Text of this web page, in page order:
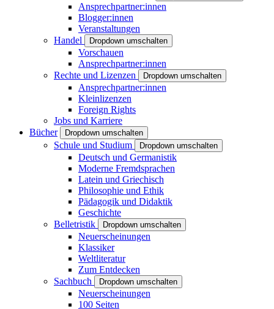
Ansprechpartner:innen
Blogger:innen
Veranstaltungen
Handel
Dropdown umschalten
Vorschauen
Ansprechpartner:innen
Rechte und Lizenzen
Dropdown umschalten
Ansprechpartner:innen
Kleinlizenzen
Foreign Rights
Jobs und Karriere
Bücher
Dropdown umschalten
Schule und Studium Dropdown umschalten
Deutsch und Germanistik
Moderne Fremdsprachen
Latein und Griechisch
Philosophie und Ethik
Pädagogik und Didaktik
Geschichte
Belletristik
Dropdown umschalten
Neuerscheinungen
Klassiker
Weltliteratur
Zum Entdecken
Sachbuch
Dropdown umschalten
Neuerscheinungen
100 Seiten